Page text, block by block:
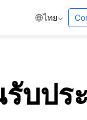
ไทย
บปร